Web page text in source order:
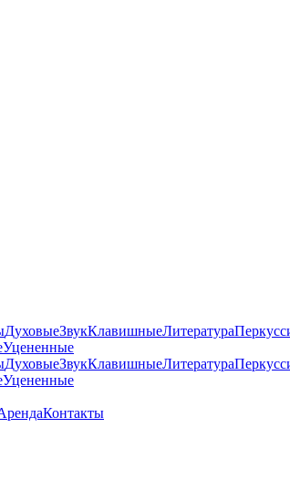
ДуховыеЗвукКлавишныеЛитература
Уцененные
ДуховыеЗвукКлавишныеЛитература
Уцененные
Контакты